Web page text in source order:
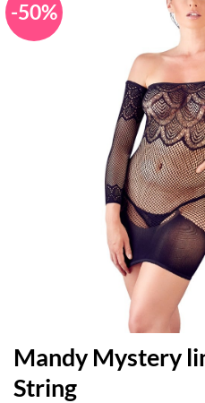
-50%
Mandy Mystery
String